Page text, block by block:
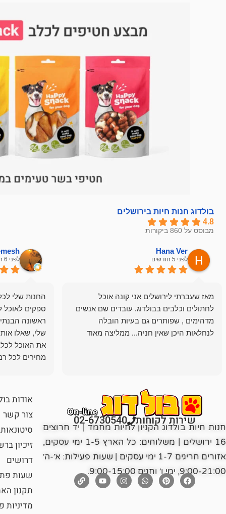
בולדוג חנות חיות בירושלים
4.8
מבוסס על 860 ביקורות
Hana Ver
לפני 5 חודשים
מאז שעברתי לירושלים אני קונה אוכל
לחתולים וכלבים בבולדוג. עובדים שם אנשים
מדהימים , שפותרים גם בעיות הובלה
לנחלאות היכן שאין חניה... ממליצה מאוד
לפני 6 חודשים
החנות שלי
ספקים לאוכל
ראשונה
שלי, שאלו
את האוכל
מחירים לכל
שירות לקוחות 02-6730540
חנות חיות בולדוג הקניון לחיות מחמד | יד חרוצים
16 ירושלים | משלוחים: כל הארץ 1-5 ימי עסקים,
אזורים חריגים 1-7 ימי עסקים | שעות פעילות: א׳-ה׳
9:00-21:00, ימי ו׳ וחגים 9:00-15:00.
אודות
צור קשר
סיטונאות
זיכיון
דרושים
שעות
תקנון
מדיניות